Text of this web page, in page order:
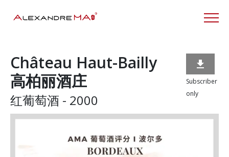
Château Haut-Bailly
高柏丽酒庄
红葡萄酒 - 2000

Subscriber
only